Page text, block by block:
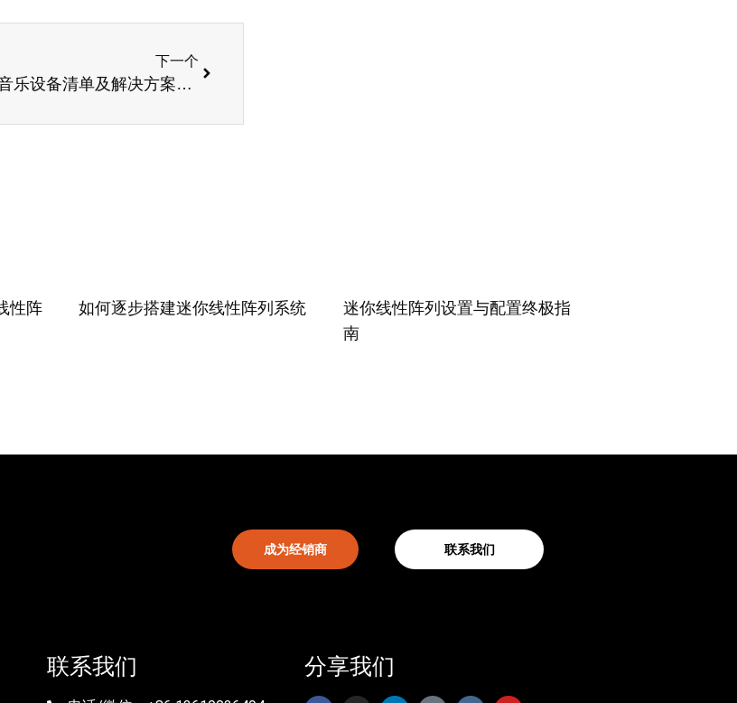
下一个
户外活动音频与音乐设备清单及解决方案——基于SPE公司专业产品
性阵
如何逐步搭建迷你线性阵列系统
迷你线性阵列设置与配置终极指
南
成为经销商 联系我们
联系我们 分享我们